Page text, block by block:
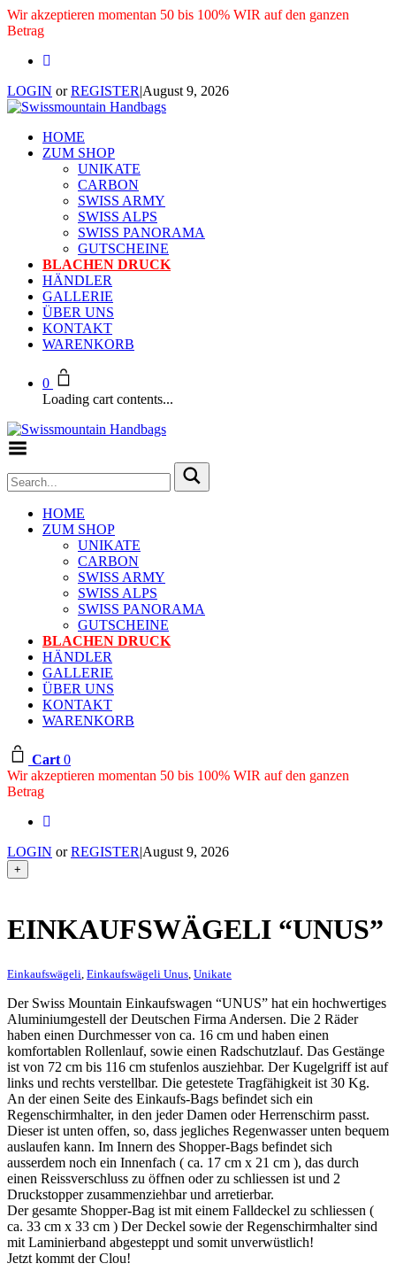
Wir akzeptieren momentan 50 bis 100% WIR auf den ganzen
Betrag
LOGIN orREGISTER|August 9, 2026
HOME
ZUM SHOP
UNIKATE
CARBON
SWISS ARMY
SWISS ALPS
SWISS PANORAMA
GUTSCHEINE
BLACHEN DRUCK
HÄNDLER
GALLERIE
ÜBER UNS
KONTAKT
WARENKORB
0
Loading cart contents...
HOME
ZUM SHOP
UNIKATE
CARBON
SWISS ARMY
SWISS ALPS
SWISS PANORAMA
GUTSCHEINE
BLACHEN DRUCK
HÄNDLER
GALLERIE
ÜBER UNS
KONTAKT
WARENKORB
Cart 0
Wir akzeptieren momentan 50 bis 100% WIR auf den ganzen
Betrag
LOGIN orREGISTER|August 9, 2026
+
EINKAUFSWÄGELI “UNUS”
Einkaufswägeli Einkaufswägeli Unus Unikate
Der Swiss Mountain Einkaufswagen “UNUS” hat ein hochwertiges
Aluminiumgestell der Deutschen Firma Andersen. Die 2 Räder
haben einen Durchmesser von ca. 16 cm und haben einen
komfortablen Rollenlauf, sowie einen Radschutzlauf. Das Gestänge
ist von 72 cm bis 116 cm stufenlos ausziehbar. Der Kugelgriff ist auf
links und rechts verstellbar. Die getestete Tragfähigkeit ist 30 Kg.
An der einen Seite des Einkaufs-Bags befindet sich ein
Regenschirmhalter, in den jeder Damen oder Herrenschirm passt.
Dieser ist unten offen, so, dass jegliches Regenwasser unten bequem
auslaufen kann. Im Innern des Shopper-Bags befindet sich
ausserdem noch ein Innenfach ( ca. 17 cm x 21 cm ), das durch
einen Reissverschluss zu öffnen oder zu schliessen ist und 2
Druckstopper zusammenziehbar und arretierbar.
Der gesamte Shopper-Bag ist mit einem Falldeckel zu schliessen (
ca. 33 cm x 33 cm ) Der Deckel sowie der Regenschirmhalter sind
mit Laminierband abgesteppt und somit unverwüstlich!
Jetzt kommt der Clou!